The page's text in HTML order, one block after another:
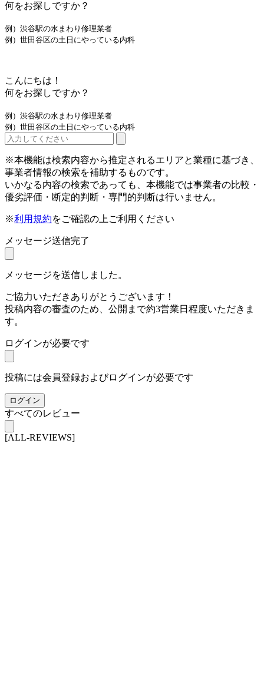
何をお探しですか？
例）渋谷駅の水まわり修理業者
例）世田谷区の土日にやっている内科
こんにちは！
何をお探しですか？
例）渋谷駅の水まわり修理業者
例）世田谷区の土日にやっている内科
※本機能は検索内容から推定されるエリアと業種に基づき、
事業者情報の検索を補助するものです。
いかなる内容の検索であっても、本機能では事業者の比較・
優劣評価・断定的判断・専門的判断は行いません。
※利用規約をご確認の上ご利用ください
メッセージ送信完了
メッセージを送信しました。
ご協力いただきありがとうございます！
投稿内容の審査のため、公開まで約3営業日程度いただきま
す。
ログインが必要です
投稿には会員登録およびログインが必要です
ログイン
すべてのレビュー
[ALL-REVIEWS]